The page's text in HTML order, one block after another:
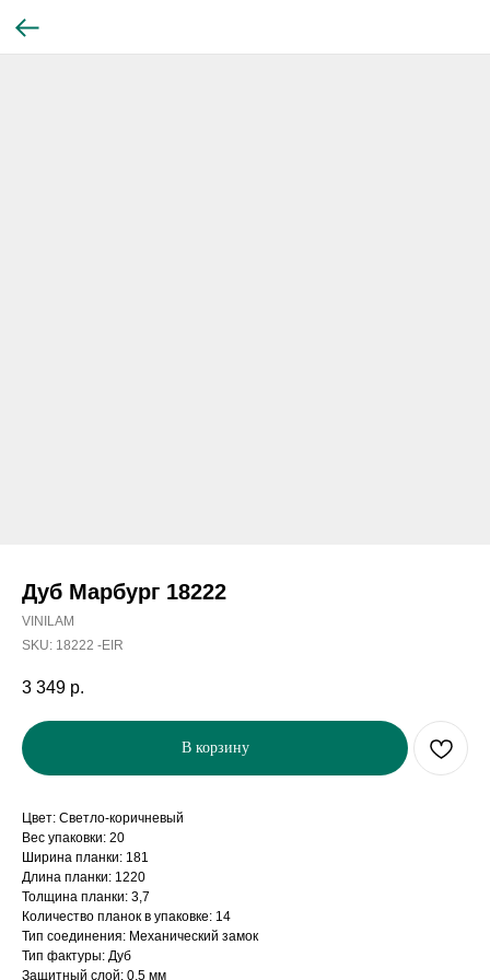
Дуб Марбург 18222
VINILAM
SKU: 18222 -EIR
3 349 р.
В корзину
Цвет: Светло-коричневый
Вес упаковки: 20
Ширина планки: 181
Длина планки: 1220
Толщина планки: 3,7
Количество планок в упаковке: 14
Тип соединения: Механический замок
Тип фактуры: Дуб
Защитный слой: 0,5 мм